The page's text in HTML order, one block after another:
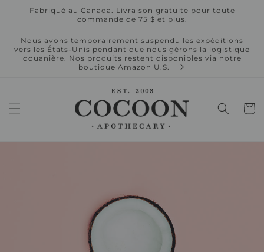
passer
Fabriqué au Canada. Livraison gratuite pour toute
commande de 75 $ et plus.
Nous avons temporairement suspendu les expéditions
vers les États-Unis pendant que nous gérons la logistique
douanière. Nos produits restent disponibles via notre
boutique Amazon U.S.
Panier